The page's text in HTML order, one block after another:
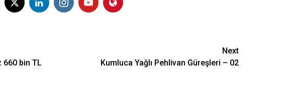
660 bin TL
Next
Kumluca Yağlı Pehlivan Güreşleri – 02